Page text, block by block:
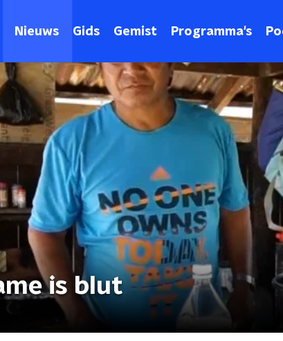
Nieuws Gids Gemist Programma's
is blut